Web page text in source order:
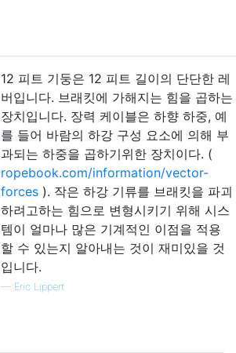
12 피트 기둥은 12 피트 길이의 단단한 레
버입니다. 브래킷에 가해지는 힘을 곱하는
장치입니다. 장력 케이블은 하향 하중, 예
를 들어 바람의 하강 구성 요소에 의해 부
과되는 하중을 곱하기위한 장치이다. (
ropebook.com/information/vector-
forces ). 작은 하강 기류를 브래킷을 파괴
하려고하는 힘으로 변형시키기 위해 시스
템이 얼마나 많은 기계적인 이점을 적용
할 수 있는지 알아내는 것이 재미있을 것
입니다.
— Eric Lippert